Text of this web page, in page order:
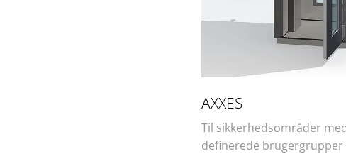
AXXES
Til sikkerhedsområder
definerede brugergrupper